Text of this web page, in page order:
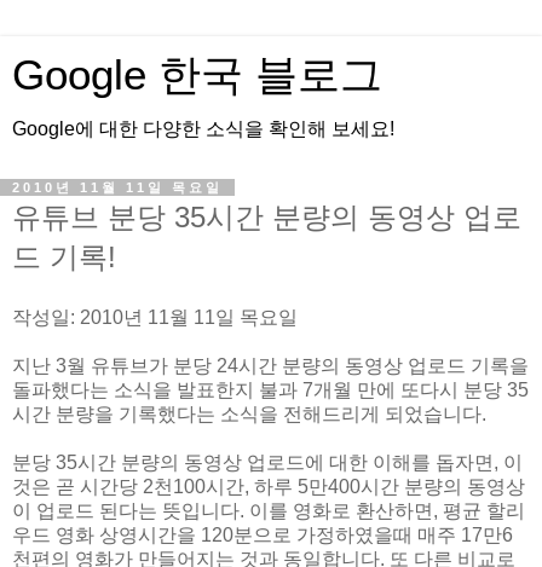
Google 한국 블로그
Google에 대한 다양한 소식을 확인해 보세요!
2010년 11월 11일 목요일
유튜브 분당 35시간 분량의 동영상 업로
드 기록!
작성일: 2010년 11월 11일 목요일
지난 3월 유튜브가 분당 24시간 분량의 동영상 업로드 기록을
돌파했다는 소식을 발표한지 불과 7개월 만에 또다시 분당 35
시간 분량을 기록했다는 소식을 전해드리게 되었습니다.
분당 35시간 분량의 동영상 업로드에 대한 이해를 돕자면, 이
것은 곧 시간당 2천100시간, 하루 5만400시간 분량의 동영상
이 업로드 된다는 뜻입니다. 이를 영화로 환산하면, 평균 할리
우드 영화 상영시간을 120분으로 가정하였을때 매주 17만6
천편의 영화가 만들어지는 것과 동일합니다. 또 다른 비교로